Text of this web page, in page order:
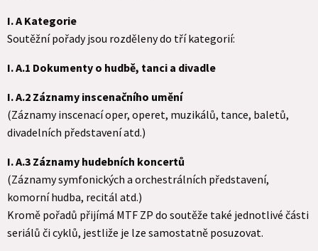
I. A Kategorie
Soutěžní pořady jsou rozděleny do tří kategorií:
I. A.1 Dokumenty o hudbě, tanci a divadle
I. A.2 Záznamy inscenačního umění
(Záznamy inscenací oper, operet, muzikálů, tance, baletů,
divadelních představení atd.)
I. A.3 Záznamy hudebních koncertů
(Záznamy symfonických a orchestrálních představení,
komorní hudba, recitál atd.)
Kromě pořadů přijímá MTF ZP do soutěže také jednotlivé části
seriálů či cyklů, jestliže je lze samostatně posuzovat.